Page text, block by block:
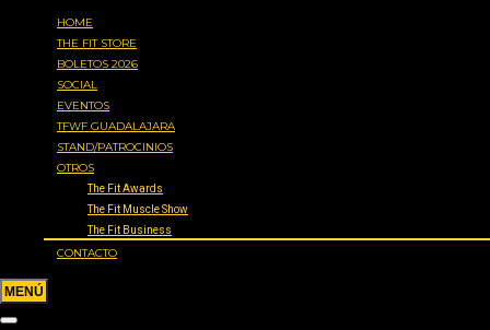
HOME
THE FIT STORE
BOLETOS 2026
SOCIAL
EVENTOS
TFWF GUADALAJARA
STAND/PATROCINIOS
OTROS
The Fit Awards
The Fit Muscle Show
The Fit Business
CONTACTO
INTEGRAL MEDICA Creatina
Hardcore 350gr